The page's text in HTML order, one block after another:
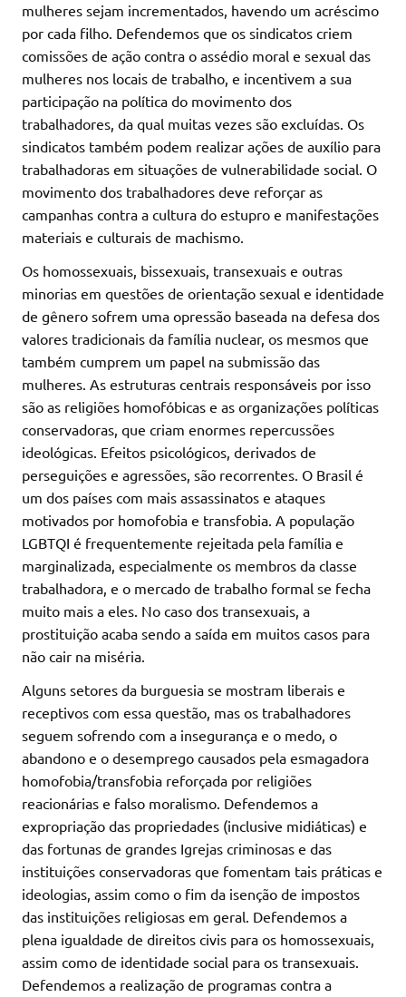
mulheres sejam incrementados, havendo um acréscimo
por cada filho. Defendemos que os sindicatos criem
comissões de ação contra o assédio moral e sexual das
mulheres nos locais de trabalho, e incentivem a sua
participação na política do movimento dos
trabalhadores, da qual muitas vezes são excluídas. Os
sindicatos também podem realizar ações de auxílio para
trabalhadoras em situações de vulnerabilidade social. O
movimento dos trabalhadores deve reforçar as
campanhas contra a cultura do estupro e manifestações
materiais e culturais de machismo.
Os homossexuais, bissexuais, transexuais e outras
minorias em questões de orientação sexual e identidade
de gênero sofrem uma opressão baseada na defesa dos
valores tradicionais da família nuclear, os mesmos que
também cumprem um papel na submissão das
mulheres. As estruturas centrais responsáveis por isso
são as religiões homofóbicas e as organizações políticas
conservadoras, que criam enormes repercussões
ideológicas. Efeitos psicológicos, derivados de
perseguições e agressões, são recorrentes. O Brasil é
um dos países com mais assassinatos e ataques
motivados por homofobia e transfobia. A população
LGBTQI é frequentemente rejeitada pela família e
marginalizada, especialmente os membros da classe
trabalhadora, e o mercado de trabalho formal se fecha
muito mais a eles. No caso dos transexuais, a
prostituição acaba sendo a saída em muitos casos para
não cair na miséria.
Alguns setores da burguesia se mostram liberais e
receptivos com essa questão, mas os trabalhadores
seguem sofrendo com a insegurança e o medo, o
abandono e o desemprego causados pela esmagadora
homofobia/transfobia reforçada por religiões
reacionárias e falso moralismo. Defendemos a
expropriação das propriedades (inclusive midiáticas) e
das fortunas de grandes Igrejas criminosas e das
instituições conservadoras que fomentam tais práticas e
ideologias, assim como o fim da isenção de impostos
das instituições religiosas em geral. Defendemos a
plena igualdade de direitos civis para os homossexuais,
assim como de identidade social para os transexuais.
Defendemos a realização de programas contra a